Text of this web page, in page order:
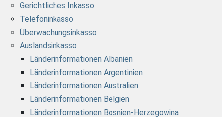
Gerichtliches Inkasso
Telefoninkasso
Überwachungsinkasso
Auslandsinkasso
Länderinformationen Albanien
Länderinformationen Argentinien
Länderinformationen Australien
Länderinformationen Belgien
Länderinformationen Bosnien-Herzegowina